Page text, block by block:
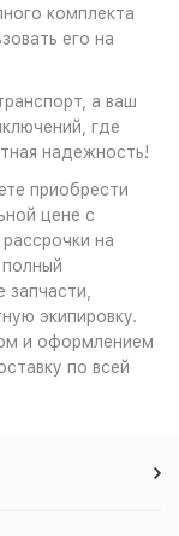
комплекта
его на
а ваш
где
надежность!
приобрести
цене с
на
запчасти,
экипировку.
и оформлением
по всей